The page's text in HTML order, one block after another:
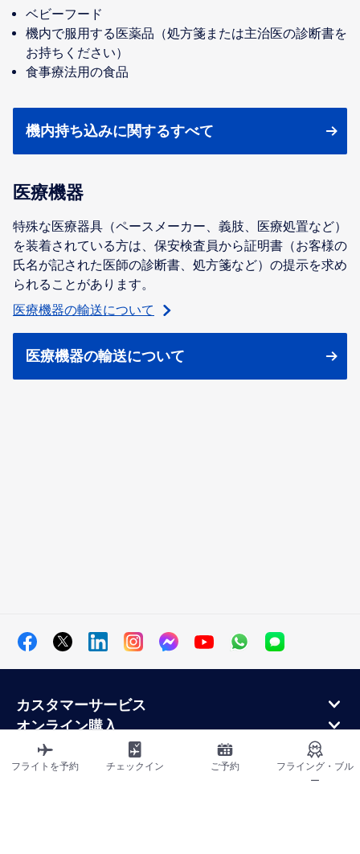
ベビーフード
機内で服用する医薬品（処方箋または主治医の診断書を
お持ちください）
食事療法用の食品
機内持ち込みに関するすべて
医療機器
特殊な医療器具（ペースメーカー、義肢、医療処置など）
を装着されている方は、保安検査員から証明書（お客様の
氏名が記された医師の診断書、処方箋など）の提示を求め
られることがあります。
医療機器の輸送について
医療機器の輸送について
カスタマーサービス
オンライン購入
ロイヤルティプログラムと提携パートナー
エールフランス航空について
フライトを予約 チェックイン ご予約
フライング・ブル
ー